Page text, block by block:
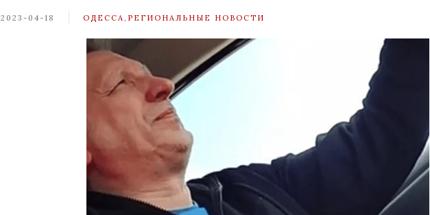
2023-04-18 ОДЕССА РЕГИОНАЛЬНЫЕ НОВОСТИ